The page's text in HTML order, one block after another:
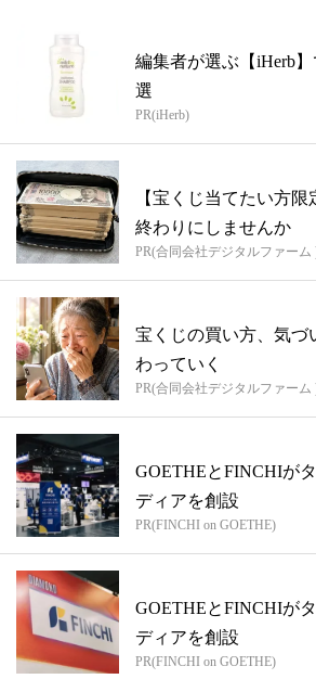
編集者が選ぶ【iHerb
選
PR(iHerb)
【宝くじ当てたい方限
終わりにしませんか
PR(合同会社デジタルファーム
宝くじの買い方、気づ
わっていく
PR(合同会社デジタルファーム
GOETHEとFINCHIが
ディアを創設
PR(FINCHI on GOETHE)
GOETHEとFINCHIが
ディアを創設
PR(FINCHI on GOETHE)